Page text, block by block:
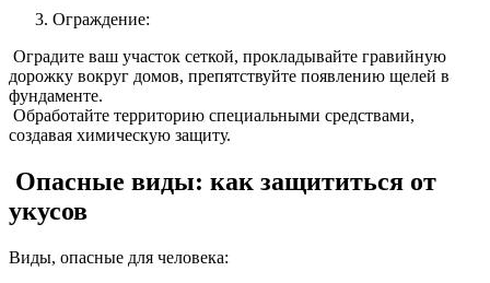
Ограждение:
Оградите ваш участок сеткой, прокладывайте гравийную
дорожку вокруг домов, препятствуйте появлению щелей в
фундаменте.
Обработайте территорию специальными средствами,
создавая химическую защиту.
Опасные виды: как защититься от
укусов
Виды, опасные для человека: